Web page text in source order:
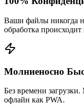
Ваши файлы никогда
обработка
Молниеносно
Без времени
офлайн как PWA.